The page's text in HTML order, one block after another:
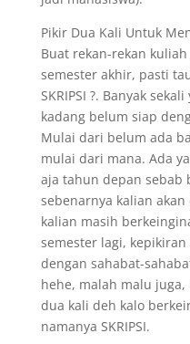
Pikir Dua Kali Untuk
Buat rekan-rekan
semester akhir, pasti
SKRIPSI ?. Banyak
kadang belum siap
Mulai dari belum ada
mulai dari mana. Ada
aja tahun depan sebab
sebenarnya kalian
kalian masih
semester lagi,
dengan sahabat-
hehe, malah malu
dua kali deh kalo
namanya SKRIPSI.